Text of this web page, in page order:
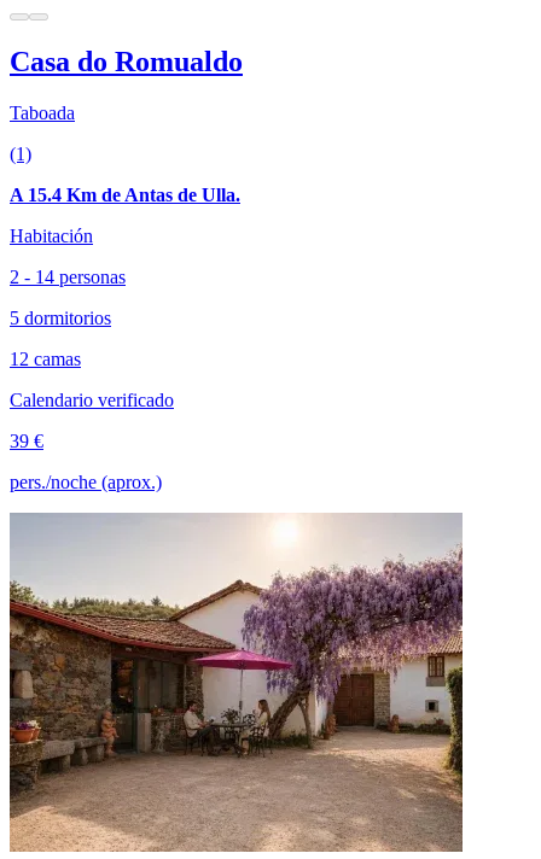
Casa do Romualdo
Taboada
(1)
A 15.4 Km de Antas de Ulla.
Habitación
2 - 14 personas
5 dormitorios
12 camas
Calendario verificado
39 €
pers./noche (aprox.)